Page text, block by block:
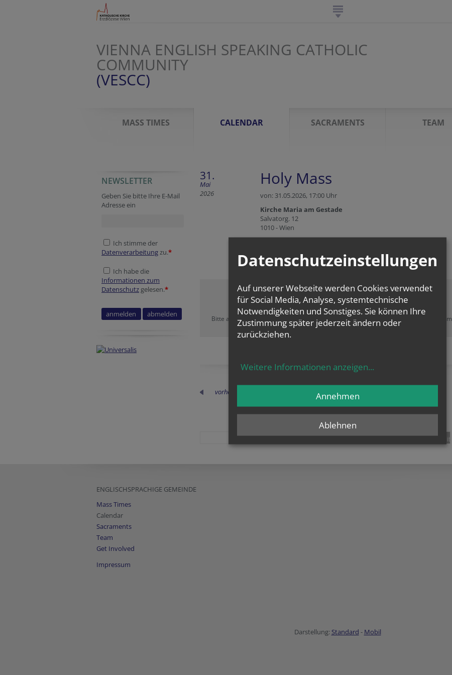
VIENNA ENGLISH SPEAKING CATHOLIC
COMMUNITY
(VESCC)
MASS TIMES CALENDAR SACRAMENTS TEAM
Session ID
Homepage
Tracking ID
Homepage
Secondary phone
URL
NEWSLETTER
Geben Sie bitte Ihre E-Mail
Adresse ein
Ich stimme der
Datenverarbeitungzu.*
Ich habe die
Informationen zum
Datenschutz gelesen.*
31.
Mai
2026
Holy Mass
von: 31.05.2026, 17:00 Uhr
Kirche Maria am Gestade
Salvatorg. 12
1010 - Wien
Zustimmung erforderlich!
Bitte akzeptieren Sie
Cookies von Google Maps und laden Sie die Seite neu
, um
diesen Inhalt sehen zu können.
vorherige
pin it
ENGLISCHSPRACHIGE GEMEINDE
Mass Times
Calendar
Sacraments
Team
Get Involved
Impressum
Darstellung: Standard - Mobil
Datenschutzeinstellungen
Auf unserer Webseite werden Cookies verwendet
für Social Media, Analyse, systemtechnische
Notwendigkeiten und Sonstiges. Sie können Ihre
Zustimmung später jederzeit ändern oder
zurückziehen.
Weitere Informationen anzeigen...
Ablehnen
Annehmen